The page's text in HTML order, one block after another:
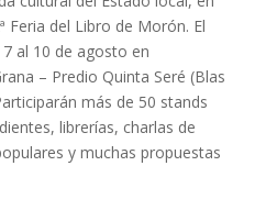
Feria del Libro de Morón. El
al 10 de agosto en
– Predio Quinta Seré (Blas
más de 50 stands
librerías, charlas de
y muchas propuestas